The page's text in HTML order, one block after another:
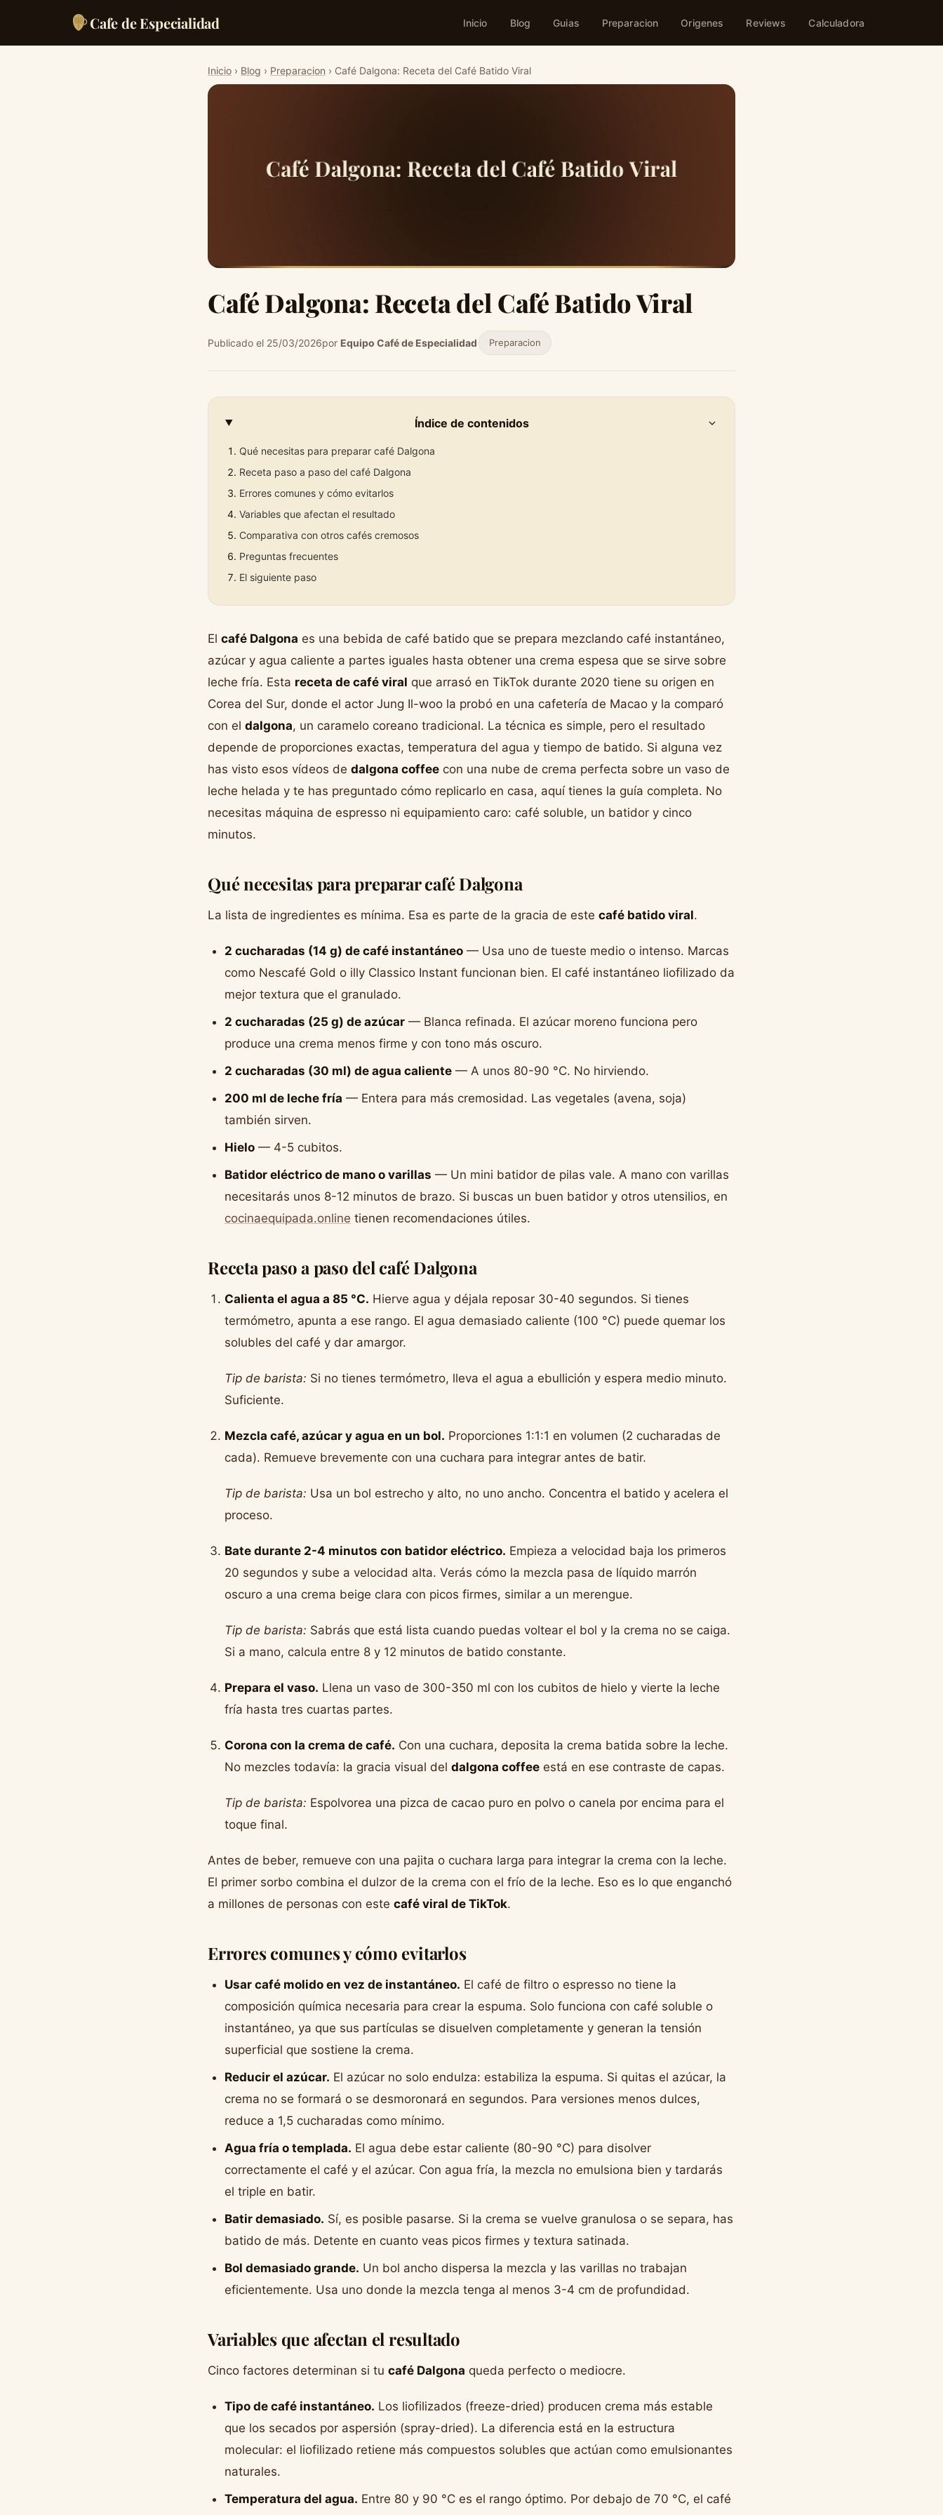
Cafe de Especialidad Inicio Blog Guias Preparacion Origenes Reviews Calculadora
Inicio › Blog › Preparacion › Café Dalgona: Receta del Café Batido Viral
Café Dalgona: Receta del Café Batido Viral
Publicado el 25/03/2026por Equipo Café de Especialidad Preparacion
Índice de contenidos
Qué necesitas para preparar café Dalgona
Receta paso a paso del café Dalgona
Errores comunes y cómo evitarlos
Variables que afectan el resultado
Comparativa con otros cafés cremosos
Preguntas frecuentes
El siguiente paso
El café Dalgona es una bebida de café batido que se prepara mezclando café instantáneo,
azúcar y agua caliente a partes iguales hasta obtener una crema espesa que se sirve sobre
leche fría. Esta receta de café viral que arrasó en TikTok durante 2020 tiene su origen en
Corea del Sur, donde el actor Jung Il-woo la probó en una cafetería de Macao y la comparó
con el dalgona, un caramelo coreano tradicional. La técnica es simple, pero el resultado
depende de proporciones exactas, temperatura del agua y tiempo de batido. Si alguna vez
has visto esos vídeos de dalgona coffee con una nube de crema perfecta sobre un vaso de
leche helada y te has preguntado cómo replicarlo en casa, aquí tienes la guía completa. No
necesitas máquina de espresso ni equipamiento caro: café soluble, un batidor y cinco
minutos.
Qué necesitas para preparar café Dalgona
La lista de ingredientes es mínima. Esa es parte de la gracia de este café batido viral.
2 cucharadas (14 g) de café instantáneo — Usa uno de tueste medio o intenso. Marcas
como Nescafé Gold o illy Classico Instant funcionan bien. El café instantáneo liofilizado da
mejor textura que el granulado.
2 cucharadas (25 g) de azúcar — Blanca refinada. El azúcar moreno funciona pero
produce una crema menos firme y con tono más oscuro.
2 cucharadas (30 ml) de agua caliente — A unos 80-90 °C. No hirviendo.
200 ml de leche fría — Entera para más cremosidad. Las vegetales (avena, soja)
también sirven.
Hielo — 4-5 cubitos.
Batidor eléctrico de mano o varillas — Un mini batidor de pilas vale. A mano con varillas
necesitarás unos 8-12 minutos de brazo. Si buscas un buen batidor y otros utensilios, en
cocinaequipada.online tienen recomendaciones útiles.
Receta paso a paso del café Dalgona
Calienta el agua a 85 °C. Hierve agua y déjala reposar 30-40 segundos. Si tienes
termómetro, apunta a ese rango. El agua demasiado caliente (100 °C) puede quemar los
solubles del café y dar amargor.
Tip de barista: Si no tienes termómetro, lleva el agua a ebullición y espera medio minuto.
Suficiente.
Mezcla café, azúcar y agua en un bol. Proporciones 1:1:1 en volumen (2 cucharadas de
cada). Remueve brevemente con una cuchara para integrar antes de batir.
Tip de barista: Usa un bol estrecho y alto, no uno ancho. Concentra el batido y acelera el
proceso.
Bate durante 2-4 minutos con batidor eléctrico. Empieza a velocidad baja los primeros
20 segundos y sube a velocidad alta. Verás cómo la mezcla pasa de líquido marrón
oscuro a una crema beige clara con picos firmes, similar a un merengue.
Tip de barista: Sabrás que está lista cuando puedas voltear el bol y la crema no se caiga.
Si a mano, calcula entre 8 y 12 minutos de batido constante.
Prepara el vaso. Llena un vaso de 300-350 ml con los cubitos de hielo y vierte la leche
fría hasta tres cuartas partes.
Corona con la crema de café. Con una cuchara, deposita la crema batida sobre la leche.
No mezcles todavía: la gracia visual del dalgona coffee está en ese contraste de capas.
Tip de barista: Espolvorea una pizca de cacao puro en polvo o canela por encima para el
toque final.
Antes de beber, remueve con una pajita o cuchara larga para integrar la crema con la leche.
El primer sorbo combina el dulzor de la crema con el frío de la leche. Eso es lo que enganchó
a millones de personas con este café viral de TikTok.
Errores comunes y cómo evitarlos
Usar café molido en vez de instantáneo. El café de filtro o espresso no tiene la
composición química necesaria para crear la espuma. Solo funciona con café soluble o
instantáneo, ya que sus partículas se disuelven completamente y generan la tensión
superficial que sostiene la crema.
Reducir el azúcar. El azúcar no solo endulza: estabiliza la espuma. Si quitas el azúcar, la
crema no se formará o se desmoronará en segundos. Para versiones menos dulces,
reduce a 1,5 cucharadas como mínimo.
Agua fría o templada. El agua debe estar caliente (80-90 °C) para disolver
correctamente el café y el azúcar. Con agua fría, la mezcla no emulsiona bien y tardarás
el triple en batir.
Batir demasiado. Sí, es posible pasarse. Si la crema se vuelve granulosa o se separa, has
batido de más. Detente en cuanto veas picos firmes y textura satinada.
Bol demasiado grande. Un bol ancho dispersa la mezcla y las varillas no trabajan
eficientemente. Usa uno donde la mezcla tenga al menos 3-4 cm de profundidad.
Variables que afectan el resultado
Cinco factores determinan si tu café Dalgona queda perfecto o mediocre.
Tipo de café instantáneo. Los liofilizados (freeze-dried) producen crema más estable
que los secados por aspersión (spray-dried). La diferencia está en la estructura
molecular: el liofilizado retiene más compuestos solubles que actúan como emulsionantes
naturales.
Temperatura del agua. Entre 80 y 90 °C es el rango óptimo. Por debajo de 70 °C, el café